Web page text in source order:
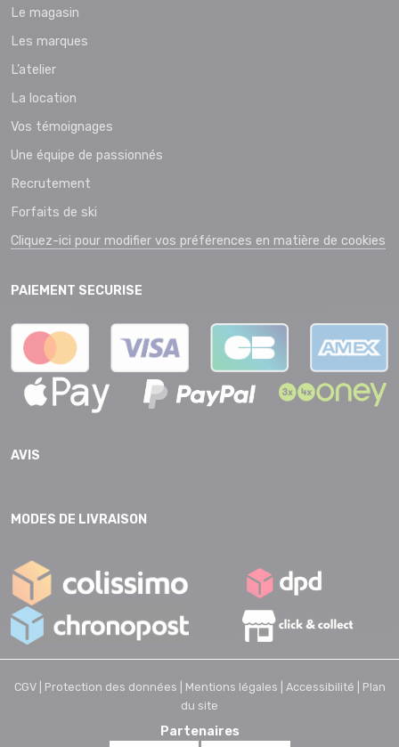
Le magasin
Les marques
L’atelier
La location
Vos témoignages
Une équipe de passionnés
Recrutement
Forfaits de ski
Cliquez-ici pour modifier vos préférences en matière de cookies
PAIEMENT SECURISE
AVIS
MODES DE LIVRAISON
CGV | Protection des données | Mentions légales | Accessibilité | Plan
du site
Partenaires